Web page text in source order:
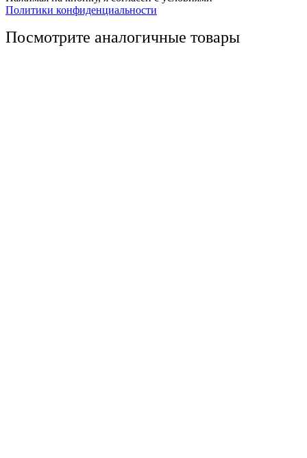
Политики конфиденциальности
Посмотрите аналогичные товары